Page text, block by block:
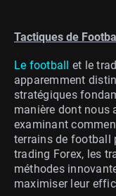
Tactiques de
Le football et le
apparemment
stratégiques
manière dont nous
examinant
terrains de football
trading Forex, les
méthodes
maximiser leur